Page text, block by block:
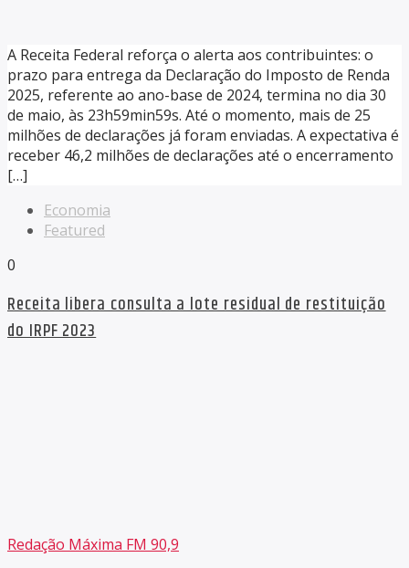
A Receita Federal reforça o alerta aos contribuintes: o
prazo para entrega da Declaração do Imposto de Renda
2025, referente ao ano-base de 2024, termina no dia 30
de maio, às 23h59min59s. Até o momento, mais de 25
milhões de declarações já foram enviadas. A expectativa é
receber 46,2 milhões de declarações até o encerramento
[…]
Economia
Featured
0
Receita libera consulta a lote residual de restituição
do IRPF 2023
Redação Máxima FM 90,9